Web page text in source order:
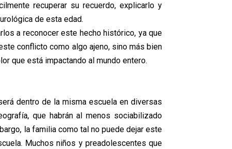
recuperar su recuerdo, explicarlo y
de esta edad.
a reconocer este hecho histórico, ya que
conflicto como algo ajeno, sino más bien
que está impactando al mundo entero.
dentro de la misma escuela en diversas
que habrán al menos sociabilizado
la familia como tal no puede dejar este
Muchos niños y preadolescentes que